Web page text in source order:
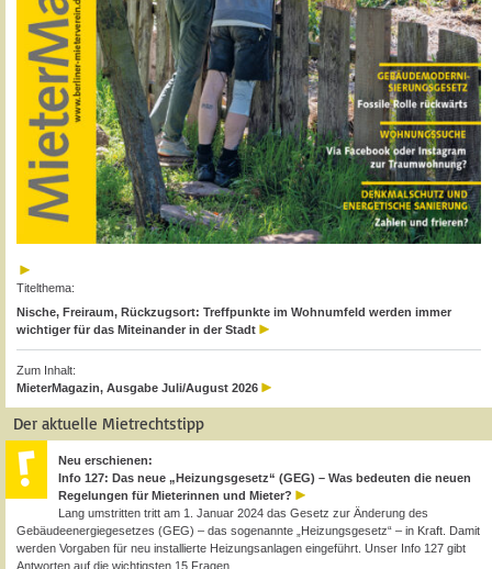
Titelthema:
Nische, Freiraum, Rückzugsort: Treffpunkte im Wohnumfeld werden immer
wichtiger für das Miteinander in der Stadt
Zum Inhalt:
MieterMagazin, Ausgabe Juli/August 2026
Der aktuelle Mietrechtstipp
Neu erschienen:
Info 127: Das neue „Heizungsgesetz“ (GEG) – Was bedeuten die neuen
Regelungen für Mieterinnen und Mieter?
Lang umstritten tritt am 1. Januar 2024 das Gesetz zur Änderung des
Gebäudeenergiegesetzes (GEG) – das sogenannte „Heizungsgesetz“ – in Kraft. Damit
werden Vorgaben für neu installierte Heizungsanlagen eingeführt. Unser Info 127 gibt
Antworten auf die wichtigsten 15 Fragen.